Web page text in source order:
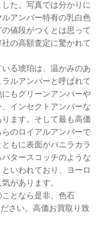
た。写真では分かりに
ルアンバー特有の乳白色
値段がつくとは思って
の高額査定に驚かれて
る琥珀は、温かみのあ
ルアンバーと呼ばれて
もグリーンアンバーや
インセクトアンバーな
ます。そして最も高価
らのロイアルアンバーで
もに表面がバニラカラ
タースコッチのような
いわれており、ヨーロ
があります。
となら是非、色石
さい。高価お買取り致